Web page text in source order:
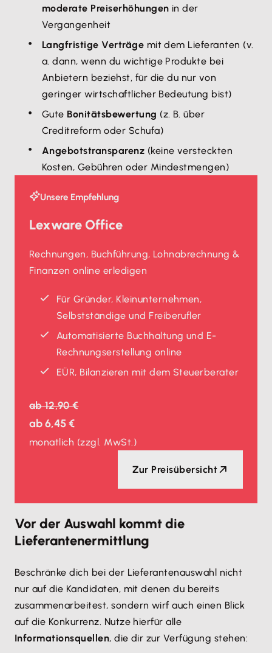
moderate Preiserhöhungen in der
Vergangenheit
Langfristige Verträge mit dem Lieferanten (v.
a. dann, wenn du wichtige Produkte bei
Anbietern beziehst, für die du nur von
geringer wirtschaftlicher Bedeutung bist)
Gute Bonitätsbewertung (z. B. über
Creditreform oder Schufa)
Angebotstransparenz (keine versteckten
Kosten, Gebühren oder Mindestmengen)
Unsere Empfehlung
Lexware Office
Rechnungen, Buchführung, Lohnabrechnung &
Finanzen online erledigen
Für Gründer, Kleinunternehmen,
Selbstständige und Freiberufler
Automatisierte Buchhaltung und E-
Rechnungserstellung online
EÜR, Bilanzieren mit dem Steuerberater
ab12,90 €
ab6,45 €
monatlich (zzgl. MwSt.)
Zur Preisübersicht
Vor der Auswahl kommt die
Lieferantenermittlung
Beschränke dich bei der Lieferantenauswahl nicht
nur auf die Kandidaten, mit denen du bereits
zusammenarbeitest, sondern wirf auch einen Blick
auf die Konkurrenz. Nutze hierfür alle
Informationsquellen, die dir zur Verfügung stehen: